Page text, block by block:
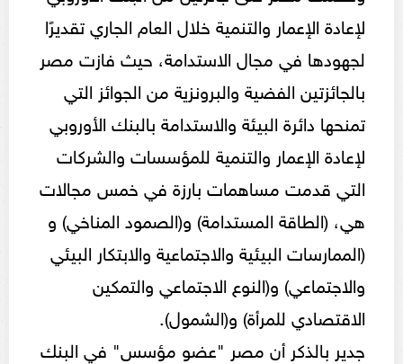
لإعادة الإعمار والتنمية خلال العام الجاري تقديرًا
لجهودها في مجال الاستدامة، حيث فازت مصر
بالجائزتين الفضية والبرونزية من الجوائز التي
تمنحها دائرة البيئة والاستدامة بالبنك الأوروبي
لإعادة الإعمار والتنمية للمؤسسات والشركات
التي قدمت مساهمات بارزة في خمس مجالات
هي، (الطاقة المستدامة) و(الصمود المناخي) و
(الممارسات البيئية والاجتماعية والابتكار البيئي
والاجتماعي) و(النوع الاجتماعي والتمكين
الاقتصادي للمرأة) و(الشمول).
جدير بالذكر أن مصر "عضو مؤسس" في البنك